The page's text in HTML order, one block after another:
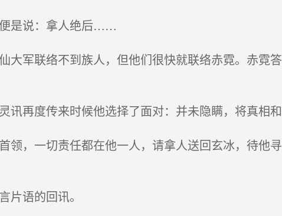
是说：拿人绝后……
军联络不到族人，但他们很快就联络赤霓。赤霓
再度传来时候他选择了面对：并未隐瞒，将真相和
，一切责任都在他一人，请拿人送回玄冰，待他寻
语的回讯。